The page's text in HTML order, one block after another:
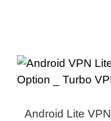
Android Lite VPN